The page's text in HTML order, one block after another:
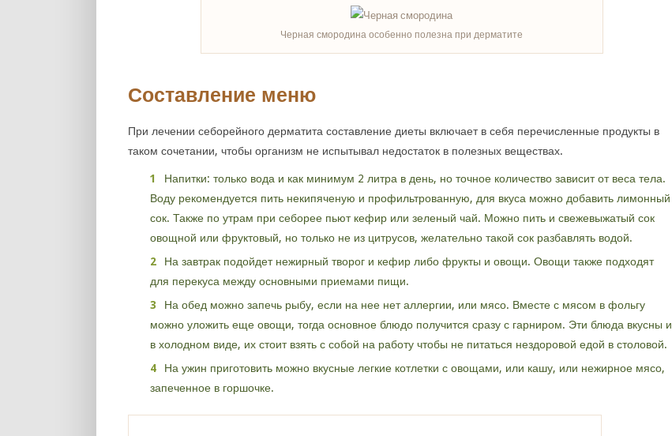
Черная смородина особенно полезна при дерматите
Составление меню
При лечении себорейного дерматита составление диеты включает в себя перечисленные продукты в
таком сочетании, чтобы организм не испытывал недостаток в полезных веществах.
Напитки: только вода и как минимум 2 литра в день, но точное количество зависит от веса тела.
Воду рекомендуется пить некипяченую и профильтрованную, для вкуса можно добавить лимонный
сок. Также по утрам при себорее пьют кефир или зеленый чай. Можно пить и свежевыжатый сок
овощной или фруктовый, но только не из цитрусов, желательно такой сок разбавлять водой.
На завтрак подойдет нежирный творог и кефир либо фрукты и овощи. Овощи также подходят
для перекуса между основными приемами пищи.
На обед можно запечь рыбу, если на нее нет аллергии, или мясо. Вместе с мясом в фольгу
можно уложить еще овощи, тогда основное блюдо получится сразу с гарниром. Эти блюда вкусны и
в холодном виде, их стоит взять с собой на работу чтобы не питаться нездоровой едой в столовой.
На ужин приготовить можно вкусные легкие котлетки с овощами, или кашу, или нежирное мясо,
запеченное в горшочке.